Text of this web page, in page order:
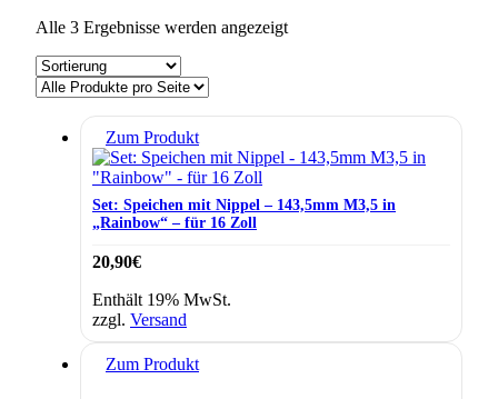
Alle 3 Ergebnisse werden angezeigt
Zum Produkt
Set: Speichen mit Nippel – 143,5mm M3,5 in
„Rainbow“ – für 16 Zoll
20,90€
Enthält 19% MwSt.
zzgl. Versand
Zum Produkt